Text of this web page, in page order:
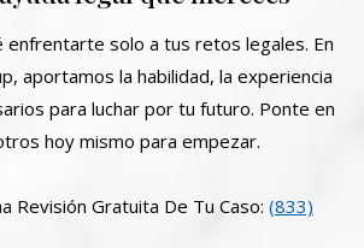
enfrentarte solo a tus retos legales. En
aportamos la habilidad, la experiencia
para luchar por tu futuro. Ponte en
hoy mismo para empezar.
Revisión Gratuita De Tu Caso: (833)